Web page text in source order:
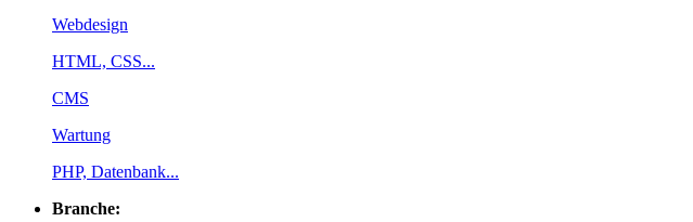
Webdesign
HTML, CSS...
CMS
Wartung
PHP, Datenbank...
Branche: